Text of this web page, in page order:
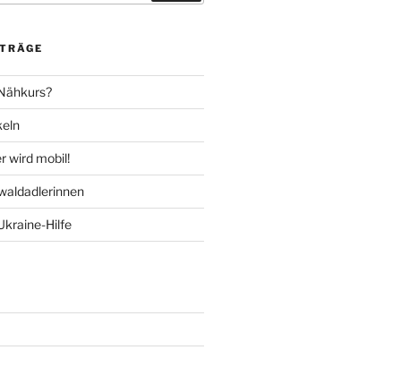
wird mobil!
Hilfe